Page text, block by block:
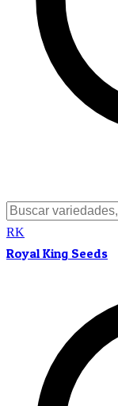
RK
Royal King Seeds